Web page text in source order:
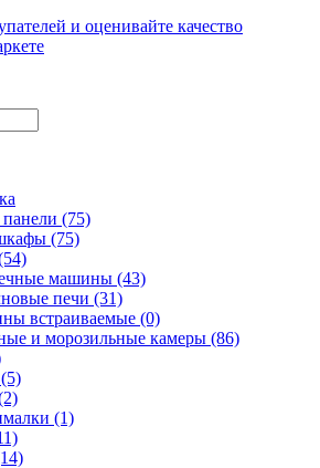
(75)
(75)
машины (43)
печи (31)
встраиваемые (0)
и морозильные камеры (86)
(1)